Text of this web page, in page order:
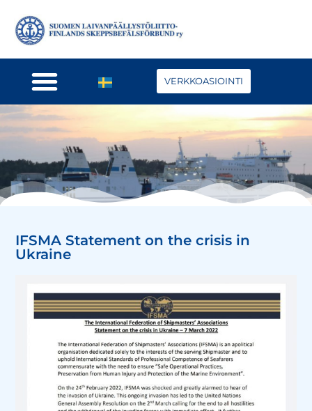
VERKKOASIOINTI
IFSMA Statement on the crisis in
Ukraine